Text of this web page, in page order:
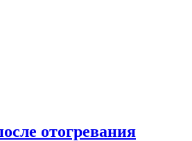
отогревания